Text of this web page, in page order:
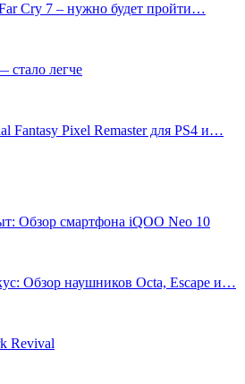
Cry 7 – нужно будет пройти…
стало легче
Fantasy Pixel Remaster для PS4 и…
Обзор смартфона iQOO Neo 10
Обзор наушников Octa, Escape и…
Revival